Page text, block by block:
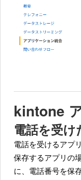
kintone
電話を受け
電話を受けるアプ
保存するアプリの
に、電話番号を保